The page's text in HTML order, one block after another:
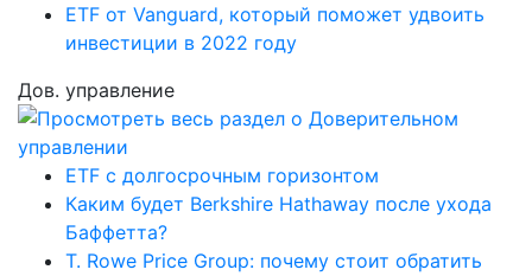
ETF от Vanguard, который поможет удвоить
инвестиции в 2022 году
Дов. управление
ETF с долгосрочным горизонтом
Каким будет Berkshire Hathaway после ухода
Баффетта?
T. Rowe Price Group: почему стоит обратить